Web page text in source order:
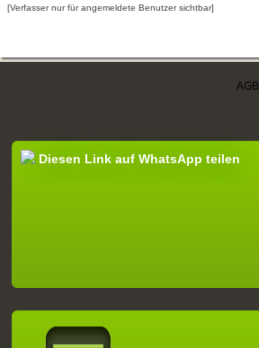
[Verfasser nur für angemeldete Benutzer sichtbar]
AGB
Diesen Link auf WhatsApp teilen